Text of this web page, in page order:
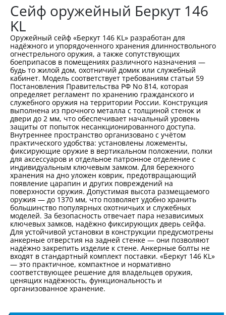
Сейф оружейный Беркут 146
KL
Оружейный сейф «Беркут 146 KL» разработан для
надёжного и упорядоченного хранения длинноствольного
огнестрельного оружия, а также сопутствующих
боеприпасов в помещениях различного назначения —
будь то жилой дом, охотничий домик или служебный
кабинет. Модель соответствует требованиям статьи 59
Постановления Правительства РФ No 814, которая
определяет регламент по хранению гражданского и
служебного оружия на территории России. Конструкция
выполнена из прочного металла с толщиной стенок и
двери до 2 мм, что обеспечивает начальный уровень
защиты от попыток несанкционированного доступа.
Внутреннее пространство организовано с учётом
практического удобства: установлены ложементы,
фиксирующие оружие в вертикальном положении, полки
для аксессуаров и отдельное патронное отделение с
индивидуальным ключевым замком. Для бережного
хранения на дно уложен коврик, предотвращающий
появление царапин и других повреждений на
поверхности оружия. Допустимая высота размещаемого
оружия — до 1370 мм, что позволяет удобно хранить
большинство популярных охотничьих и служебных
моделей. За безопасность отвечает пара независимых
ключевых замков, надёжно фиксирующих дверь сейфа.
Для устойчивой установки в конструкции предусмотрены
анкерные отверстия на задней стенке — они позволяют
надёжно закрепить изделие к стене. Анкерные болты не
входят в стандартный комплект поставки. «Беркут 146 KL»
— это практичное, компактное и нормативно
соответствующее решение для владельцев оружия,
ценящих надёжность, функциональность и
организованное хранение.